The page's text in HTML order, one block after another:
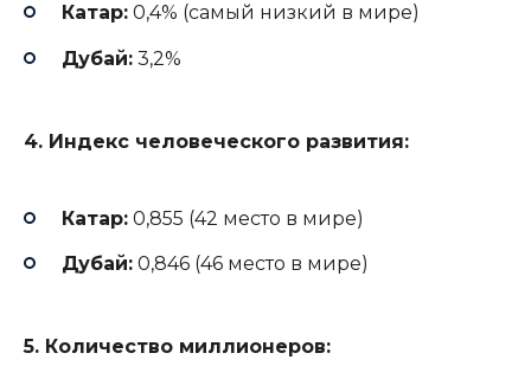
Катар: 0,4% (самый низкий в мире)
Дубай: 3,2%
4. Индекс человеческого развития:
Катар: 0,855 (42 место в мире)
Дубай: 0,846 (46 место в мире)
5. Количество миллионеров: